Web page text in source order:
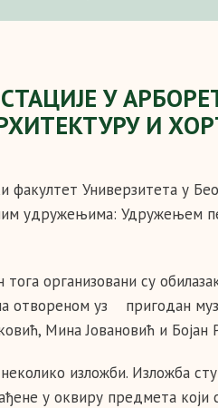
У
И
факултет Универзитета у
удружењима: Удружењем
организовани су
отвореном уз пригодан
Мина Јовановић и Бојан
изложби. Изложба
у оквиру предмета